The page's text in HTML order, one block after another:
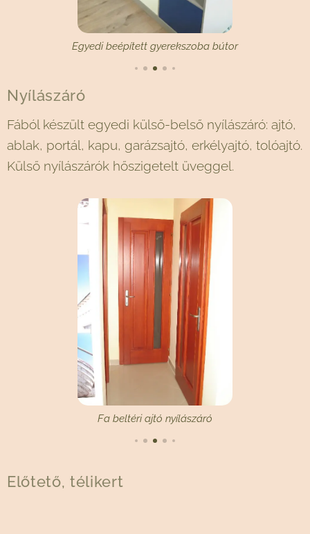
Egyedi beépített gyerekszoba bútor
Nyílászáró
Fából készült egyedi külső-belső nyílászáró: ajtó,
ablak, portál, kapu, garázsajtó, erkélyajtó, tolóajtó.
Külső nyílászárók hőszigetelt üveggel.
Fa beltéri ajtó nyílászáró
Előtető, télikert